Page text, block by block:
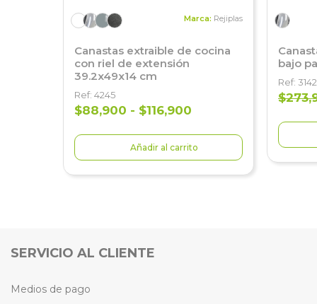
Marca: Rejiplas
Canastas extraible de cocina
con riel de extensión
39.2x49x14 cm
Ref: 4245
$88,900 - $116,900
Añadir al carrito
bajo
Ref: 3142
SERVICIO AL CLIENTE
Medios de pago